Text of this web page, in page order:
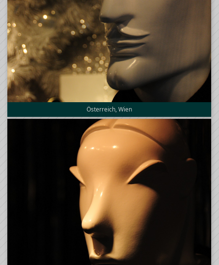
Österreich, Wien